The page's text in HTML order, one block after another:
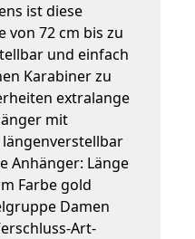
ist diese
von 72 cm bis zu
und einfach
Karabiner zu
extralange
mit
Anhänger: Länge
Farbe gold
Damen
Art-